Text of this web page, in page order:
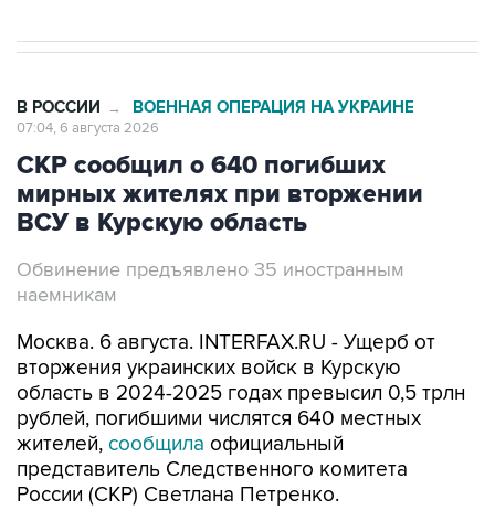
В РОССИИ → ВОЕННАЯ ОПЕРАЦИЯ НА УКРАИНЕ
07:04, 6 августа 2026
СКР сообщил о 640 погибших
мирных жителях при вторжении
ВСУ в Курскую область
Обвинение предъявлено 35 иностранным
наемникам
Москва. 6 августа. INTERFAX.RU - Ущерб от
вторжения украинских войск в Курскую
область в 2024-2025 годах превысил 0,5 трлн
рублей, погибшими числятся 640 местных
жителей, сообщила официальный
представитель Следственного комитета
России (СКР) Светлана Петренко.